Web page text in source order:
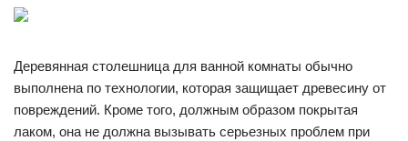
Деревянная столешница для ванной комнаты обычно
выполнена по технологии, которая защищает древесину от
повреждений. Кроме того, должным образом покрытая
лаком, она не должна вызывать серьезных проблем при